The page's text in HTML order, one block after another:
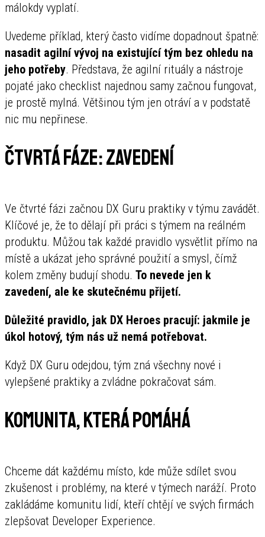
málokdy vyplatí.
Uvedeme příklad, který často vidíme dopadnout špatně:
nasadit agilní vývoj na existující tým bez ohledu na
jeho potřeby. Představa, že agilní rituály a nástroje
pojaté jako checklist najednou samy začnou fungovat,
je prostě mylná. Většinou tým jen otráví a v podstatě
nic mu nepřinese.
Čtvrtá fáze: zavedení
Ve čtvrté fázi začnou DX Guru praktiky v týmu zavádět.
Klíčové je, že to dělají při práci s týmem na reálném
produktu. Můžou tak každé pravidlo vysvětlit přímo na
místě a ukázat jeho správné použití a smysl, čímž
kolem změny budují shodu. To nevede jen k
zavedení, ale ke skutečnému přijetí.
Důležité pravidlo, jak DX Heroes pracují: jakmile je
úkol hotový, tým nás už nemá potřebovat.
Když DX Guru odejdou, tým zná všechny nové i
vylepšené praktiky a zvládne pokračovat sám.
Komunita, která pomáhá
Chceme dát každému místo, kde může sdílet svou
zkušenost i problémy, na které v týmech naráží. Proto
zakládáme komunitu lidí, kteří chtějí ve svých firmách
zlepšovat Developer Experience.